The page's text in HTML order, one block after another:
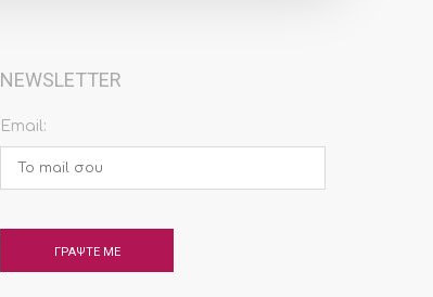
NEWSLETTER
Email: